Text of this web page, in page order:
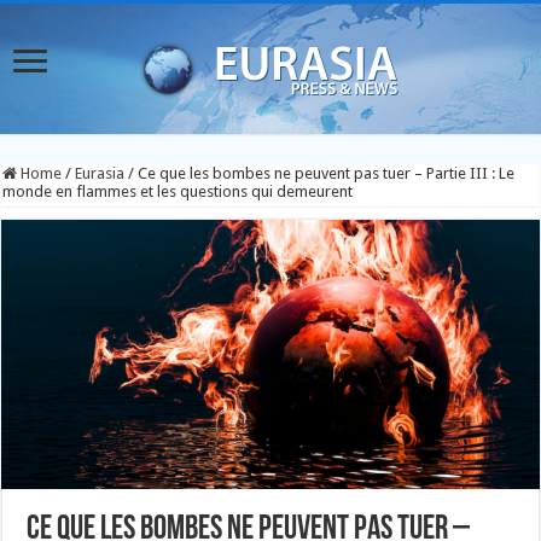
Home / Eurasia / Ce que les bombes ne peuvent pas tuer – Partie III : Le
monde en flammes et les questions qui demeurent
Ce que les bombes ne peuvent pas tuer –